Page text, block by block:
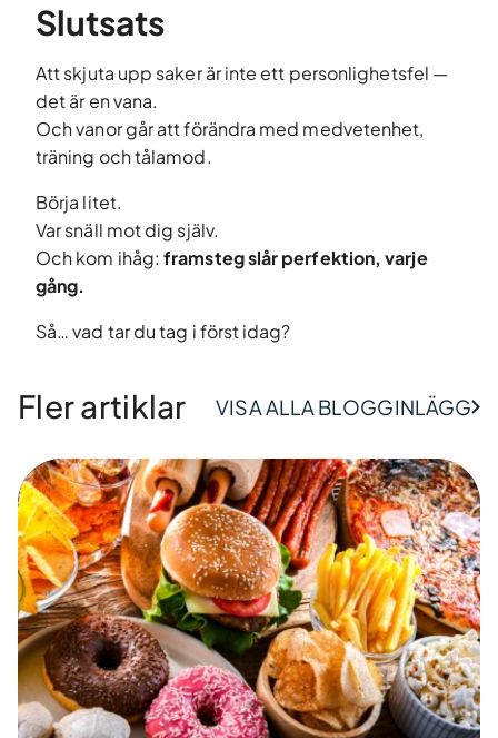
Slutsats
Att skjuta upp saker är inte ett personlighetsfel —
det är en vana.
Och vanor går att förändra med medvetenhet,
träning och tålamod.
Börja litet.
Var snäll mot dig själv.
Och kom ihåg:framsteg slår perfektion, varje
gång.
Så… vad tar du tag i först idag?
Fler artiklar VISA ALLA BLOGGINLÄGG